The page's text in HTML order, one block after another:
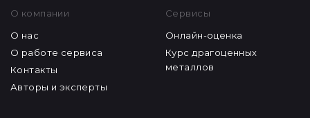
О компании
О нас
О работе сервиса
Контакты
Авторы и эксперты
Сервисы
Онлайн-оценка
Курс драгоценных
металлов